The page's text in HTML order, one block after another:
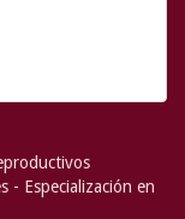
- Especialización en